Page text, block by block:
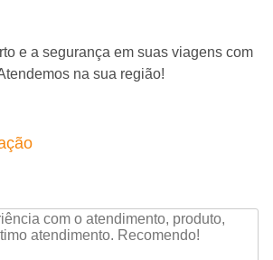
e a segurança em suas viagens com
na sua região!